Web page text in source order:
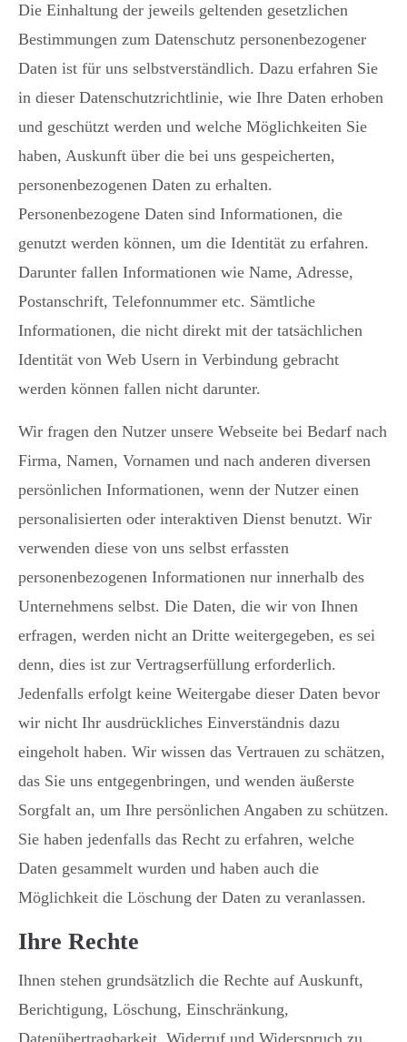
Die Einhaltung der jeweils geltenden gesetzlichen
Bestimmungen zum Datenschutz personenbezogener
Daten ist für uns selbstverständlich. Dazu erfahren Sie
in dieser Datenschutzrichtlinie, wie Ihre Daten erhoben
und geschützt werden und welche Möglichkeiten Sie
haben, Auskunft über die bei uns gespeicherten,
personenbezogenen Daten zu erhalten.
Personenbezogene Daten sind Informationen, die
genutzt werden können, um die Identität zu erfahren.
Darunter fallen Informationen wie Name, Adresse,
Postanschrift, Telefonnummer etc. Sämtliche
Informationen, die nicht direkt mit der tatsächlichen
Identität von Web Usern in Verbindung gebracht
werden können fallen nicht darunter.
Wir fragen den Nutzer unsere Webseite bei Bedarf nach
Firma, Namen, Vornamen und nach anderen diversen
persönlichen Informationen, wenn der Nutzer einen
personalisierten oder interaktiven Dienst benutzt. Wir
verwenden diese von uns selbst erfassten
personenbezogenen Informationen nur innerhalb des
Unternehmens selbst. Die Daten, die wir von Ihnen
erfragen, werden nicht an Dritte weitergegeben, es sei
denn, dies ist zur Vertragserfüllung erforderlich.
Jedenfalls erfolgt keine Weitergabe dieser Daten bevor
wir nicht Ihr ausdrückliches Einverständnis dazu
eingeholt haben. Wir wissen das Vertrauen zu schätzen,
das Sie uns entgegenbringen, und wenden äußerste
Sorgfalt an, um Ihre persönlichen Angaben zu schützen.
Sie haben jedenfalls das Recht zu erfahren, welche
Daten gesammelt wurden und haben auch die
Möglichkeit die Löschung der Daten zu veranlassen.
Ihre Rechte
Ihnen stehen grundsätzlich die Rechte auf Auskunft,
Berichtigung, Löschung, Einschränkung,
Datenübertragbarkeit, Widerruf und Widerspruch zu.